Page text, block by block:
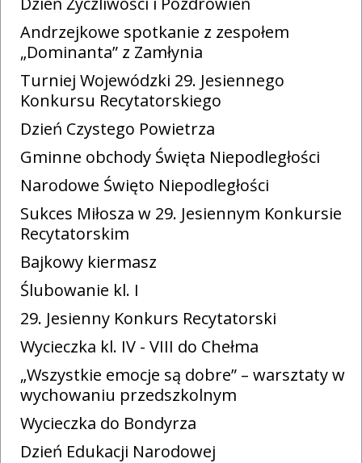
Andrzejkowe spotkanie z zespołem
„Dominanta” z Zamłynia
Turniej Wojewódzki 29. Jesiennego
Konkursu Recytatorskiego
Dzień Czystego Powietrza
Gminne obchody Święta Niepodległości
Narodowe Święto Niepodległości
Sukces Miłosza w 29. Jesiennym Konkursie
Recytatorskim
Bajkowy kiermasz
Ślubowanie kl. I
29. Jesienny Konkurs Recytatorski
Wycieczka kl. IV - VIII do Chełma
„Wszystkie emocje są dobre” – warsztaty w
wychowaniu przedszkolnym
Wycieczka do Bondyrza
Dzień Edukacji Narodowej